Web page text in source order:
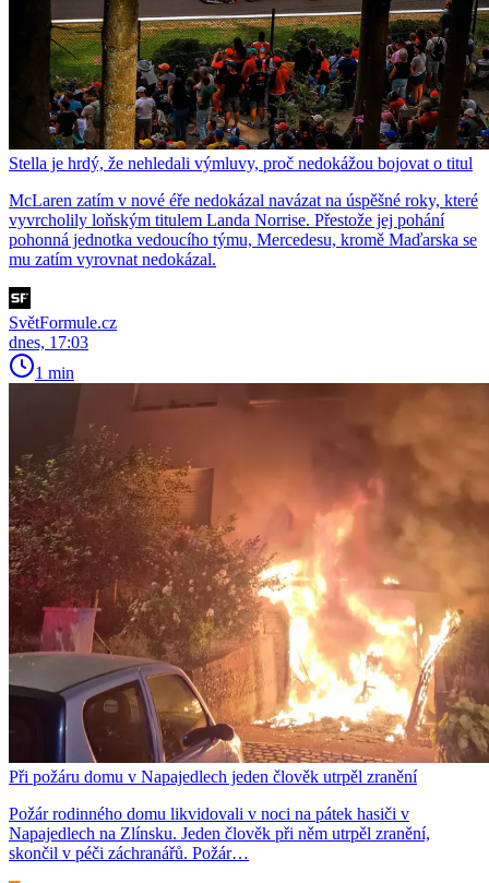
Stella je hrdý, že nehledali výmluvy, proč nedokážou bojovat o titul
McLaren zatím v nové éře nedokázal navázat na úspěšné roky, které
vyvrcholily loňským titulem Landa Norrise. Přestože jej pohání
pohonná jednotka vedoucího týmu, Mercedesu, kromě Maďarska se
mu zatím vyrovnat nedokázal.
SvětFormule.cz
dnes, 17:03
1 min
Při požáru domu v Napajedlech jeden člověk utrpěl zranění
Požár rodinného domu likvidovali v noci na pátek hasiči v
Napajedlech na Zlínsku. Jeden člověk při něm utrpěl zranění,
skončil v péči záchranářů. Požár…